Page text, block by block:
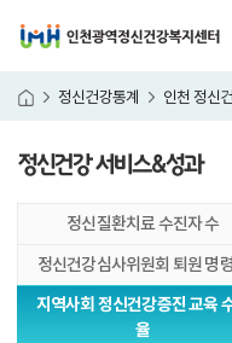
홈 정신건강통계 인천 정신
정신건강 서비스&성과
작
정신질환치료 수진자 수
정신건강심사위원회 퇴원 명
지역사회 정신건강증진 교육
율